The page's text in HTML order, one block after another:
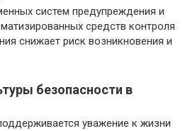
систем предупреждения и
средств контроля
снижает риск возникновения и
безопасности в
уважение к жизни